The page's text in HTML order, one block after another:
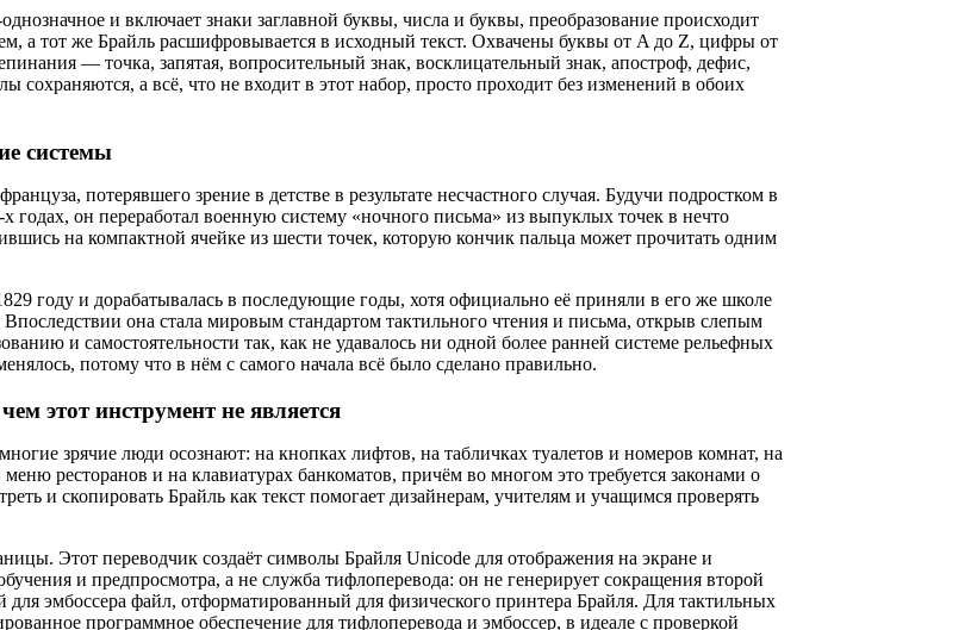
и включает знаки заглавной буквы, числа и буквы, преобразование происходит
а тот же Брайль расшифровывается в исходный текст. Охвачены буквы от A до Z, цифры от
— точка, запятая, вопросительный знак, восклицательный знак, апостроф, дефис,
сохраняются, а всё, что не входит в этот набор, просто проходит без изменений в обоих
системы
потерявшего зрение в детстве в результате несчастного случая. Будучи подростком в
годах, он переработал военную систему «ночного письма» из выпуклых точек в нечто
на компактной ячейке из шести точек, которую кончик пальца может прочитать одним
году и дорабатывалась в последующие годы, хотя официально её приняли в его же школе
она стала мировым стандартом тактильного чтения и письма, открыв слепым
и самостоятельности так, как не удавалось ни одной более ранней системе рельефных
потому что в нём с самого начала всё было сделано правильно.
этот инструмент не является
зрячие люди осознают: на кнопках лифтов, на табличках туалетов и номеров комнат, на
ресторанов и на клавиатурах банкоматов, причём во многом это требуется законами о
и скопировать Брайль как текст помогает дизайнерам, учителям и учащимся проверять
Этот переводчик создаёт символы Брайля Unicode для отображения на экране и
и предпросмотра, а не служба тифлоперевода: он не генерирует сокращения второй
для эмбоссера файл, отформатированный для физического принтера Брайля. Для тактильных
программное обеспечение для тифлоперевода и эмбоссер, в идеале с проверкой